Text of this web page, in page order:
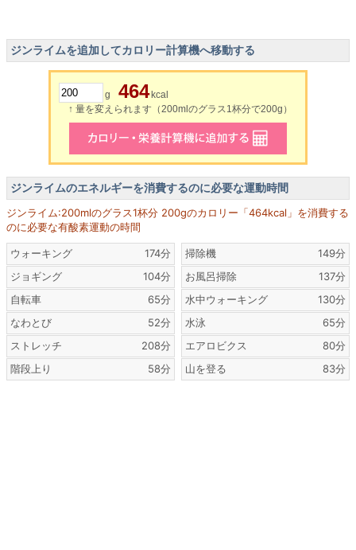
ジンライムを追加してカロリー計算機へ移動する
g 464 kcal
↑ 量を変えられます（200mlのグラス1杯分で200g）
ジンライムのエネルギーを消費するのに必要な運動時間
ジンライム:200mlのグラス1杯分 200gのカロリー「464kcal」を消費する
のに必要な有酸素運動の時間
ウォーキング
174分
ジョギング
104分
自転車
65分
なわとび
52分
ストレッチ
208分
階段上り
58分
掃除機
149分
お風呂掃除
137分
水中ウォーキング
130分
水泳
65分
エアロビクス
80分
山を登る
83分